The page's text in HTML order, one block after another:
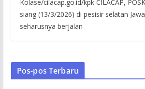
Kolase/cilacap.go.id/kpk CILACAP,
siang (13/3/2026) di pesisir selatan
seharusnya berjalan
Pos-pos Terbaru